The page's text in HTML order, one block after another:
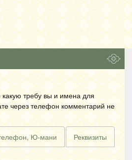
требу вы и имена для
через телефон комментарий не
Ю-мани Реквизиты